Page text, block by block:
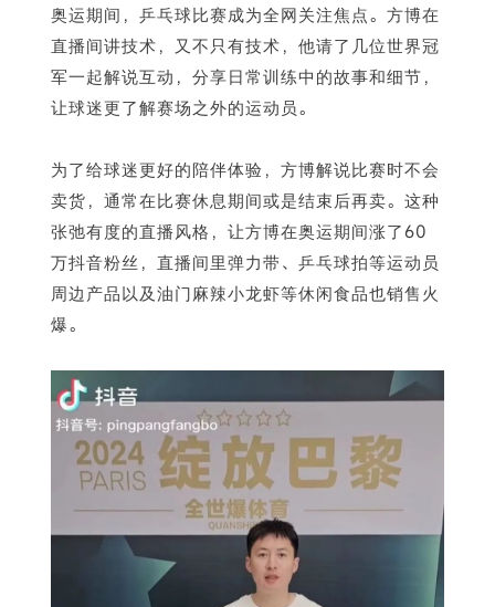
奥运期间，乒乓球比赛成为全网关注焦点。方博在
直播间讲技术，又不只有技术，他请了几位世界冠
军一起解说互动，分享日常训练中的故事和细节，
让球迷更了解赛场之外的运动员。
为了给球迷更好的陪伴体验，方博解说比赛时不会
卖货，通常在比赛休息期间或是结束后再卖。这种
张弛有度的直播风格，让方博在奥运期间涨了60
万抖音粉丝，直播间里弹力带、乒乓球拍等运动员
周边产品以及油门麻辣小龙虾等休闲食品也销售火
爆。